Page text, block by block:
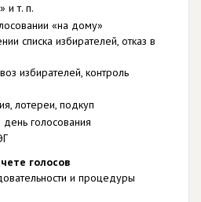
и т. п.
«на дому»
списка избирателей, отказ в
избирателей, контроль
лотереи, подкуп
голосования
голосов
и процедуры